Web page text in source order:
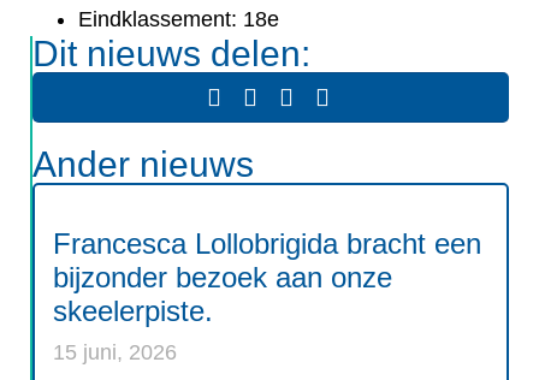
Eindklassement: 18e
Dit nieuws delen:
Ander nieuws
Francesca Lollobrigida bracht een
bijzonder bezoek aan onze
skeelerpiste.
15 juni, 2026